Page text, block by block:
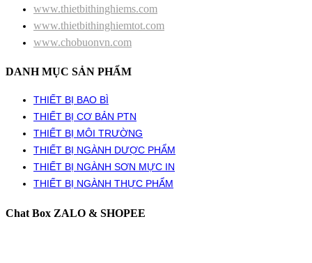
www.thietbithinghiems.com
www.thietbithinghiemtot.com
www.chobuonvn.com
DANH MỤC SẢN PHẨM
THIẾT BỊ BAO BÌ
THIẾT BỊ CƠ BẢN PTN
THIẾT BỊ MÔI TRƯỜNG
THIẾT BỊ NGÀNH DƯỢC PHẨM
THIẾT BỊ NGÀNH SƠN MỰC IN
THIẾT BỊ NGÀNH THỰC PHẨM
Chat Box ZALO & SHOPEE